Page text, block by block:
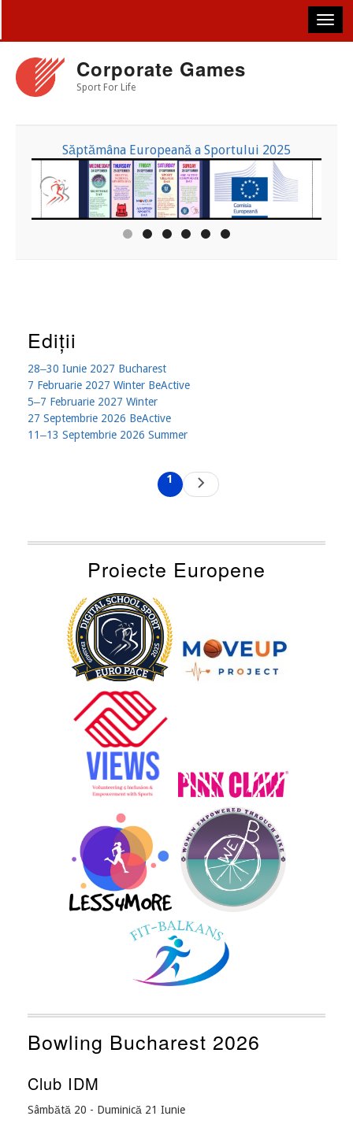
main
content
Corporate Games
Sport For Life
Săptămâna Europeană a Sportului 2025
Ediții
28‒30 Iunie 2027 Bucharest
7 Februarie 2027 Winter BeActive
5‒7 Februarie 2027 Winter
27 Septembrie 2026 BeActive
11‒13 Septembrie 2026 Summer
Current
page
1
Next
page
Proiecte Europene
Bowling Bucharest 2026
Club IDM
Sâmbătă 20 - Duminică 21 Iunie